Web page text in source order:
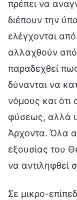
πρέπει να
διέπουν την
ελέγχονται
αλλαχθούν από
παραδεχθεί
δύνανται να
νόμους και ότι
φύσεως, αλλά
Άρχοντα. Όλα
εξουσίας του
να αντιληφθεί
Σε μικρο-